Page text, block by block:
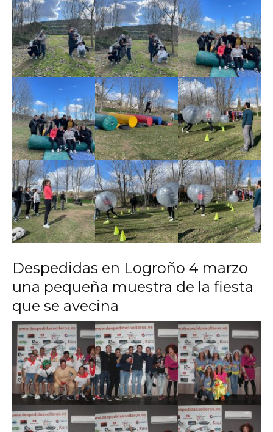
Despedidas en Logroño 4 marzo
una pequeña muestra de la fiesta
que se avecina